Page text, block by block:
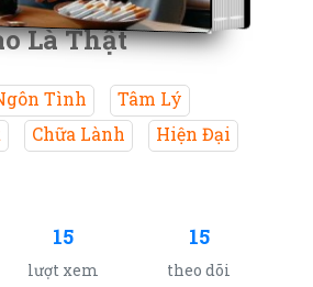
Là Thật
Tình
Tâm Lý
Chữa Lành
Hiện Đại
15
lượt xem
15
theo dõi